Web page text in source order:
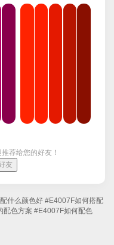
荐给您的好友！
友
什么颜色好 #E4007F如何搭配
配色方案 #E4007F如何配色